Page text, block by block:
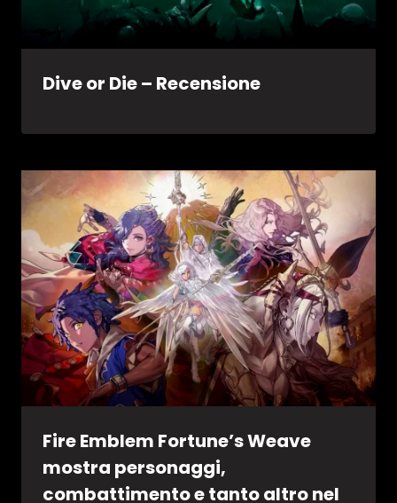
Dive or Die – Recensione
Fire Emblem Fortune’s Weave
mostra personaggi,
combattimento e tanto altro nel